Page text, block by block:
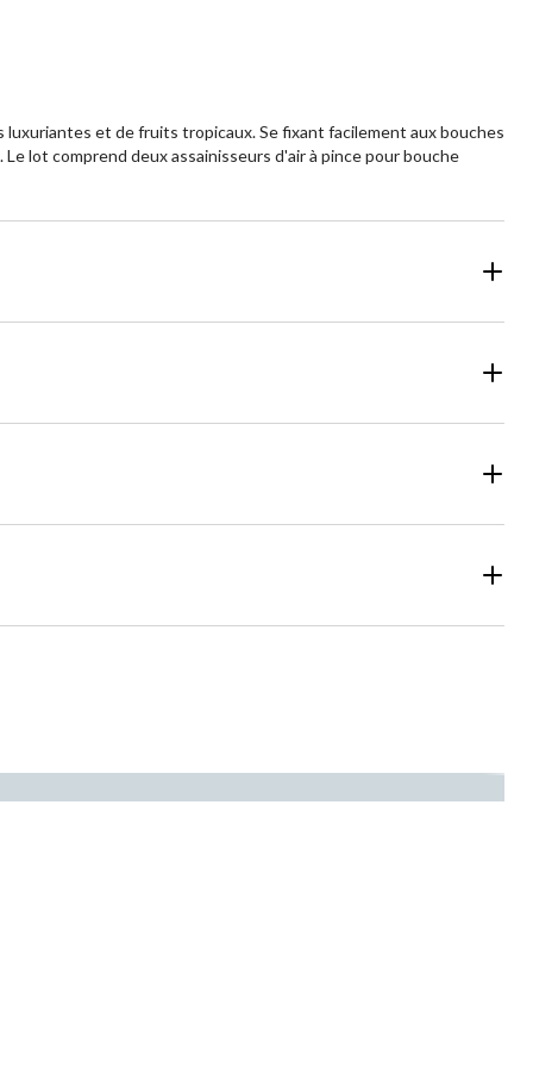
et de fruits tropicaux. Se fixant facilement aux bouches
lot comprend deux assainisseurs d'air à pince pour bouche